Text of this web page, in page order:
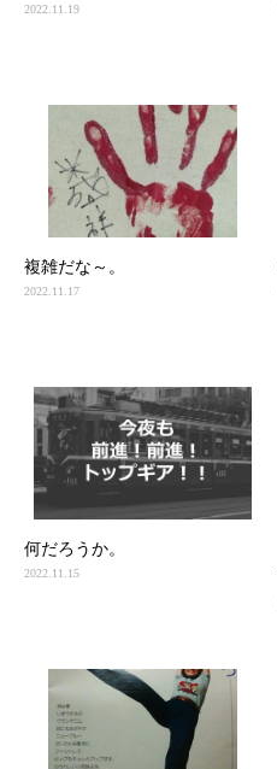
2022.11.19
複雑だな～。
2022.11.17
何だろうか。
2022.11.15